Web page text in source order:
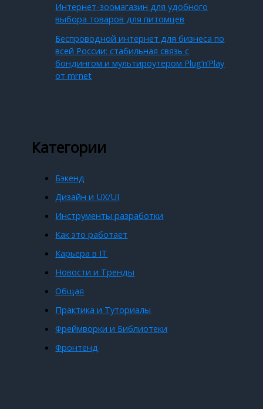
Интернет-зоомагазин для удобного
выбора товаров для питомцев
Беспроводной интернет для бизнеса по
всей России: стабильная связь с
бондингом и мультироутером Plug’n’Play
от mrnet
Категории
Бэкенд
Дизайн и UX/UI
Инструменты разработки
Как это работает
Карьера в IT
Новости и Тренды
Общая
Практика и Туториалы
Фреймворки и Библиотеки
Фронтенд